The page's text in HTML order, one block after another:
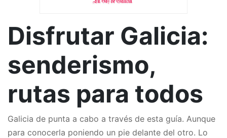
Disfrutar Galicia:
senderismo,
rutas para todos
Galicia de punta a cabo a través de esta guía. Aunque
para conocerla poniendo un pie delante del otro. Lo